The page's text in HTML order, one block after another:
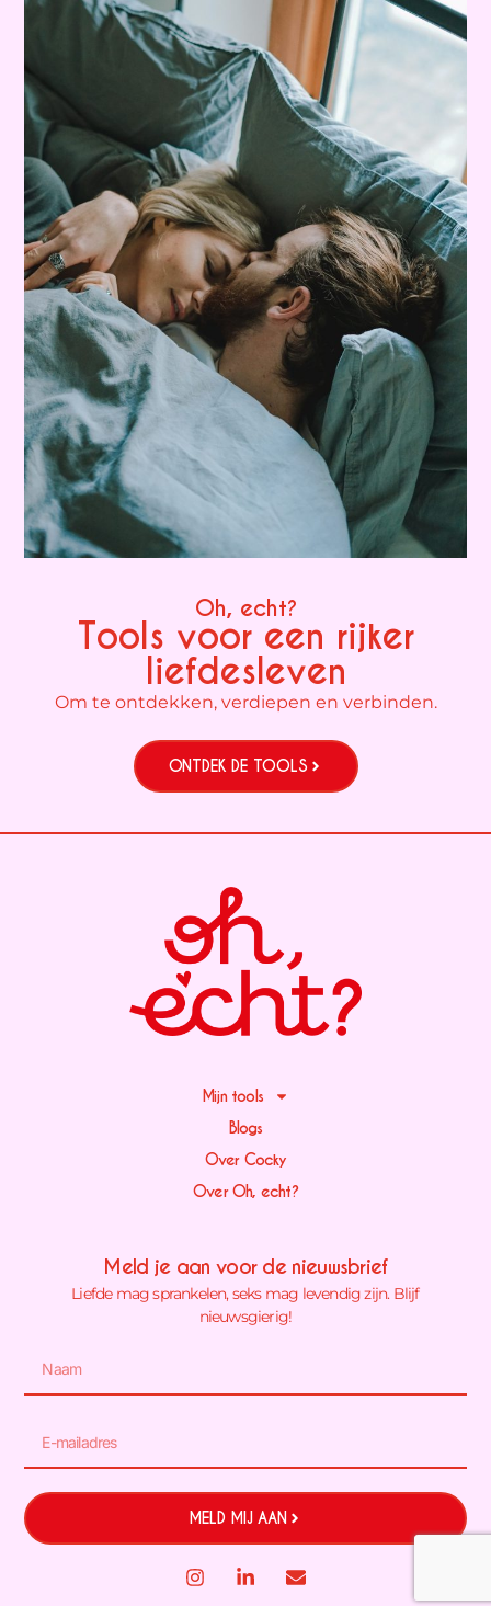
Oh, echt?
Tools voor een rijker
liefdesleven
Om te ontdekken, verdiepen en verbinden.
ONTDEK DE TOOLS
Mijn tools
Blogs
Over Cocky
Over Oh, echt?
Meld je aan voor de nieuwsbrief
Liefde mag sprankelen, seks mag levendig zijn. Blijf
nieuwsgierig!
MELD MIJ AAN